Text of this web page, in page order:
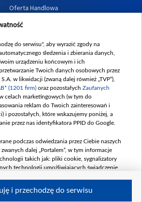
Oferta Handlowa
Dostępność
zgłoszeń wewnętrznych
do serwisu", aby wyrazić zgody na
śledzenia i zbierania danych,
urządzeniu końcowym i ich
Twoich danych osobowych przez
w likwidacji (zwaną dalej również „TVP”),
(1201 firm) oraz pozostałych Zaufanych
w celach marketingowych (w tym do
reklam do Twoich zainteresowań i
i pozostałych, które wskazujemy poniżej, a
przez nas identyfikatora PPID do Google.
podczas odwiedzania przez Ciebie naszych
zwanych dalej „Portalem”, w tym informacje
takich jak: pliki cookie, sygnalizatory
technologii umożliwiających świadczenie
i przechodzę do serwisu